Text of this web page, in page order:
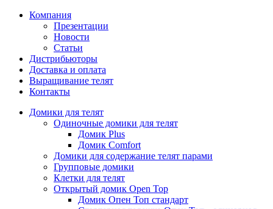
Компания
Презентации
Новости
Статьи
Дистрибьюторы
Доставка и оплата
Выращивание телят
Контакты
Домики для телят
Одиночные домики для телят
Домик Plus
Домик Comfort
Домики для содержание телят парами
Групповые домики
Клетки для телят
Открытый домик Open Top
Домик Опен Топ стандарт